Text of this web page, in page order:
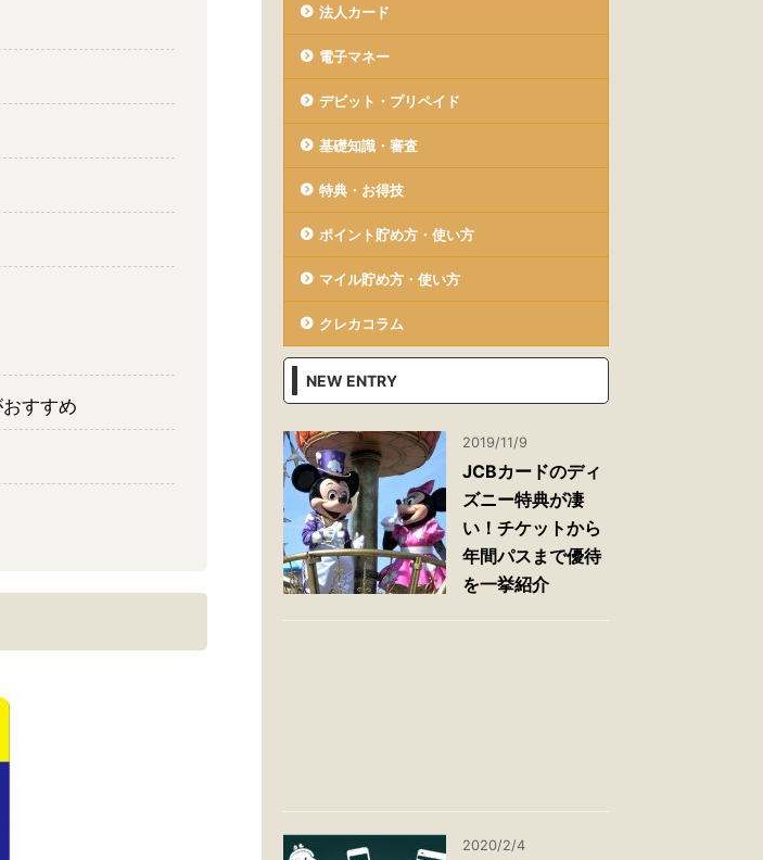
すすめ
法人カード
電子マネー
デビット・プリペイド
基礎知識・審査
特典・お得技
ポイント貯め方・使い方
マイル貯め方・使い方
クレカコラム
NEW ENTRY
2019/11/9
JCBカードのディ
ズニー特典が凄
い！チケットから
年間パスまで優待
を一挙紹介
2020/2/4